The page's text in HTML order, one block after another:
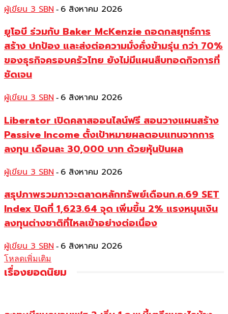
ผู้เขียน 3 SBN - 6 สิงหาคม 2026
ยูโอบี ร่วมกับ Baker McKenzie ถอดกลยุทธ์การ
สร้าง ปกป้อง และส่งต่อความมั่งคั่งข้ามรุ่น กว่า 70%
ของธุรกิจครอบครัวไทย ยังไม่มีแผนสืบทอดกิจการที่
ชัดเจน
ผู้เขียน 3 SBN - 6 สิงหาคม 2026
Liberator เปิดคลาสออนไลน์ฟรี สอนวางแผนสร้าง
Passive Income ตั้งเป้าหมายผลตอบแทนจากการ
ลงทุน เดือนละ 30,000 บาท ด้วยหุ้นปันผล
ผู้เขียน 3 SBN - 6 สิงหาคม 2026
สรุปภาพรวมภาวะตลาดหลักทรัพย์เดือนก.ค.69 SET
Index ปิดที่ 1,623.64 จุด เพิ่มขึ้น 2% แรงหนุนเงิน
ลงทุนต่างชาติที่ไหลเข้าอย่างต่อเนื่อง
ผู้เขียน 3 SBN - 6 สิงหาคม 2026
โหลดเพิ่มเติม
เรื่องยอดนิยม